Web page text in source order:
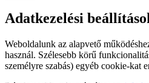
Adatkezelési
Weboldalunk az alapvető
használ. Szélesebb körű
személyre szabás) egyéb cookie-kat